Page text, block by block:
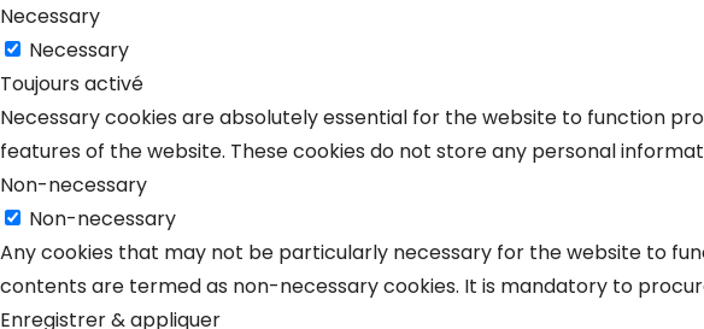
Necessary
Necessary
Toujours activé
Necessary cookies are absolutely essential for the website to function
features of the website. These cookies do not store any personal
Non-necessary
Non-necessary
Any cookies that may not be particularly necessary for the website to
contents are termed as non-necessary cookies. It is mandatory to
Enregistrer & appliquer